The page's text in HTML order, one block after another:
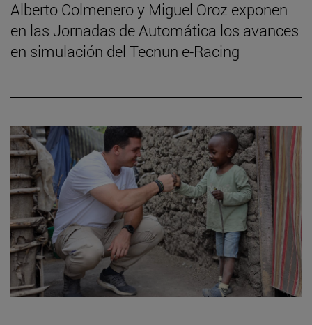
Alberto Colmenero y Miguel Oroz exponen
en las Jornadas de Automática los avances
en simulación del Tecnun e-Racing